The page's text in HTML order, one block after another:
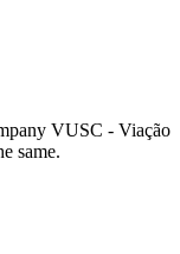
VUSC - Viação
same.